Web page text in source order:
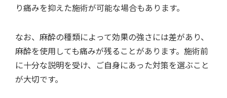
り痛みを抑えた施術が可能な場合もあります。
なお、麻酔の種類によって効果の強さには差があり、
麻酔を使用しても痛みが残ることがあります。施術前
に十分な説明を受け、ご自身にあった対策を選ぶこと
が大切です。